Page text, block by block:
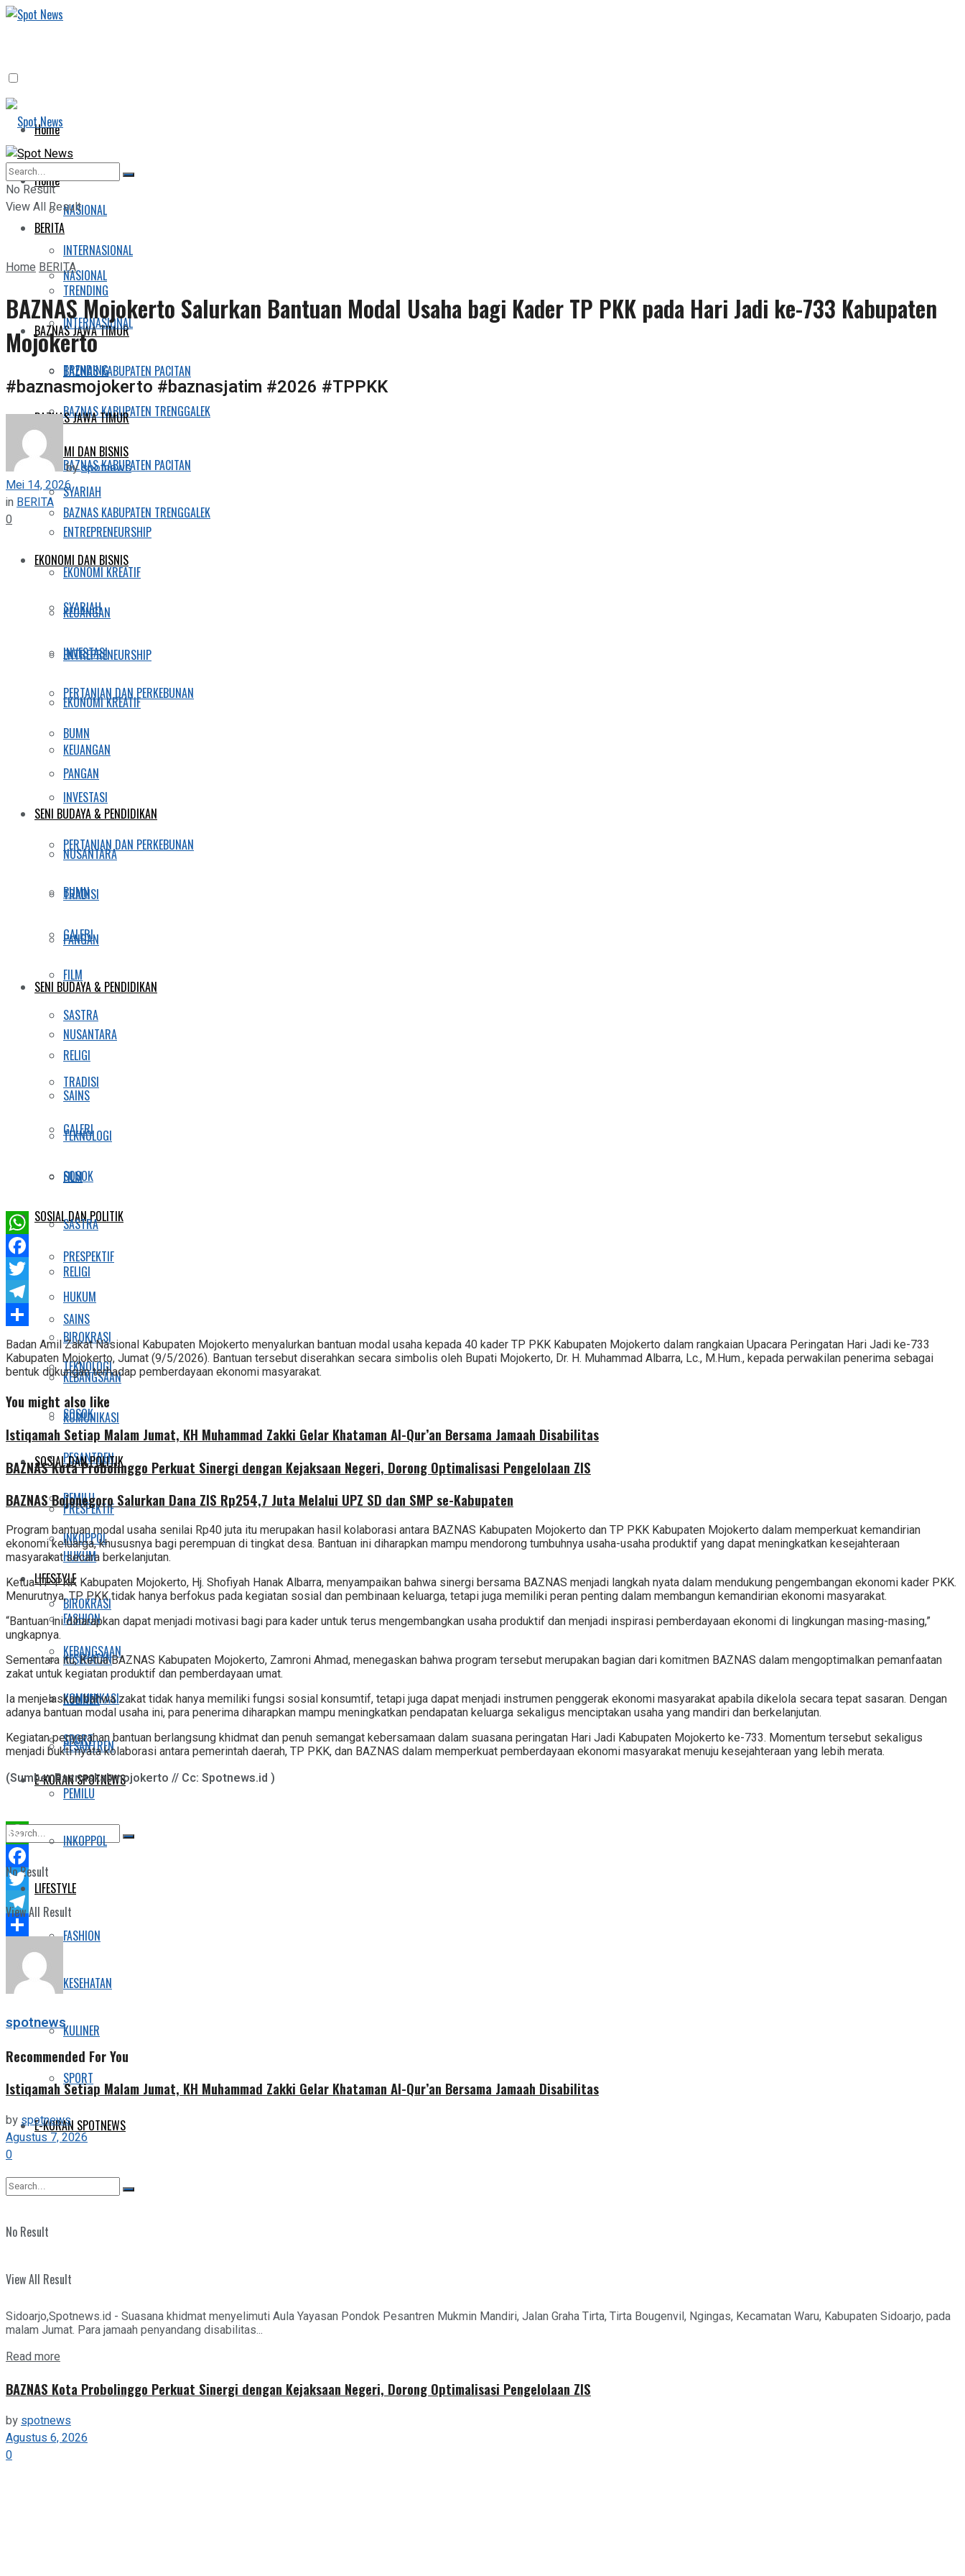
Home
BERITA
NASIONAL
INTERNASIONAL
TRENDING
BAZNAS JAWA TIMUR
BAZNAS KABUPATEN PACITAN
BAZNAS KABUPATEN TRENGGALEK
EKONOMI DAN BISNIS
SYARIAH
ENTREPRENEURSHIP
EKONOMI KREATIF
KEUANGAN
INVESTASI
PERTANIAN DAN PERKEBUNAN
BUMN
PANGAN
SENI BUDAYA & PENDIDIKAN
NUSANTARA
TRADISI
GALERI
FILM
SASTRA
RELIGI
SAINS
TEKNOLOGI
SOSOK
SOSIAL DAN POLITIK
PRESPEKTIF
HUKUM
BIROKRASI
KEBANGSAAN
KOMUNIKASI
PESANTREN
PEMILU
INKOPPOL
LIFESTYLE
FASHION
KESEHATAN
KULINER
SPORT
E-KORAN SPOTNEWS
No Result
View All Result
Home
BERITA
NASIONAL
INTERNASIONAL
TRENDING
BAZNAS JAWA TIMUR
BAZNAS KABUPATEN PACITAN
BAZNAS KABUPATEN TRENGGALEK
EKONOMI DAN BISNIS
SYARIAH
ENTREPRENEURSHIP
EKONOMI KREATIF
KEUANGAN
INVESTASI
PERTANIAN DAN PERKEBUNAN
BUMN
PANGAN
SENI BUDAYA & PENDIDIKAN
NUSANTARA
TRADISI
GALERI
FILM
SASTRA
RELIGI
SAINS
TEKNOLOGI
SOSOK
SOSIAL DAN POLITIK
PRESPEKTIF
HUKUM
BIROKRASI
KEBANGSAAN
KOMUNIKASI
PESANTREN
PEMILU
INKOPPOL
LIFESTYLE
FASHION
KESEHATAN
KULINER
SPORT
E-KORAN SPOTNEWS
No Result
View All Result
No Result
View All Result
HomeBERITA
BAZNAS Mojokerto Salurkan Bantuan Modal Usaha bagi Kader TP PKK pada Hari Jadi ke-733 Kabupaten
Mojokerto
#baznasmojokerto #baznasjatim #2026 #TPPKK
byspotnews
Mei 14, 2026
in BERITA
0
WhatsApp
Facebook
Twitter
Telegram
Share
Badan Amil Zakat Nasional Kabupaten Mojokerto menyalurkan bantuan modal usaha kepada 40 kader TP PKK Kabupaten Mojokerto dalam rangkaian Upacara Peringatan Hari Jadi ke-733
Kabupaten Mojokerto, Jumat (9/5/2026). Bantuan tersebut diserahkan secara simbolis oleh Bupati Mojokerto, Dr. H. Muhammad Albarra, Lc., M.Hum., kepada perwakilan penerima sebagai
bentuk dukungan terhadap pemberdayaan ekonomi masyarakat.
You might also like
Istiqamah Setiap Malam Jumat, KH Muhammad Zakki Gelar Khataman Al-Qur’an Bersama Jamaah Disabilitas
BAZNAS Kota Probolinggo Perkuat Sinergi dengan Kejaksaan Negeri, Dorong Optimalisasi Pengelolaan ZIS
BAZNAS Bojonegoro Salurkan Dana ZIS Rp254,7 Juta Melalui UPZ SD dan SMP se-Kabupaten
Program bantuan modal usaha senilai Rp40 juta itu merupakan hasil kolaborasi antara BAZNAS Kabupaten Mojokerto dan TP PKK Kabupaten Mojokerto dalam memperkuat kemandirian
ekonomi keluarga, khususnya bagi perempuan di tingkat desa. Bantuan ini diharapkan mampu mendorong tumbuhnya usaha-usaha produktif yang dapat meningkatkan kesejahteraan
masyarakat secara berkelanjutan.
Ketua TP PKK Kabupaten Mojokerto, Hj. Shofiyah Hanak Albarra, menyampaikan bahwa sinergi bersama BAZNAS menjadi langkah nyata dalam mendukung pengembangan ekonomi kader PKK.
Menurutnya, TP PKK tidak hanya berfokus pada kegiatan sosial dan pembinaan keluarga, tetapi juga memiliki peran penting dalam membangun kemandirian ekonomi masyarakat.
“Bantuan ini diharapkan dapat menjadi motivasi bagi para kader untuk terus mengembangkan usaha produktif dan menjadi inspirasi pemberdayaan ekonomi di lingkungan masing-masing,”
ungkapnya.
Sementara itu, Ketua BAZNAS Kabupaten Mojokerto, Zamroni Ahmad, menegaskan bahwa program tersebut merupakan bagian dari komitmen BAZNAS dalam mengoptimalkan pemanfaatan
zakat untuk kegiatan produktif dan pemberdayaan umat.
Ia menjelaskan bahwa zakat tidak hanya memiliki fungsi sosial konsumtif, tetapi juga dapat menjadi instrumen penggerak ekonomi masyarakat apabila dikelola secara tepat sasaran. Dengan
adanya bantuan modal usaha ini, para penerima diharapkan mampu meningkatkan pendapatan keluarga sekaligus menciptakan usaha yang mandiri dan berkelanjutan.
Kegiatan penyerahan bantuan berlangsung khidmat dan penuh semangat kebersamaan dalam suasana peringatan Hari Jadi Kabupaten Mojokerto ke-733. Momentum tersebut sekaligus
menjadi bukti nyata kolaborasi antara pemerintah daerah, TP PKK, dan BAZNAS dalam memperkuat pemberdayaan ekonomi masyarakat menuju kesejahteraan yang lebih merata.
(Sumber:Baznaskabmojokerto // Cc: Spotnews.id )
WhatsApp
Facebook
Twitter
Telegram
Share
spotnews
Recommended For You
Istiqamah Setiap Malam Jumat, KH Muhammad Zakki Gelar Khataman Al-Qur’an Bersama Jamaah Disabilitas
byspotnews
Agustus 7, 2026
0
Sidoarjo,Spotnews.id - Suasana khidmat menyelimuti Aula Yayasan Pondok Pesantren Mukmin Mandiri, Jalan Graha Tirta, Tirta Bougenvil, Ngingas, Kecamatan Waru, Kabupaten Sidoarjo, pada
malam Jumat. Para jamaah penyandang disabilitas...
Read more
BAZNAS Kota Probolinggo Perkuat Sinergi dengan Kejaksaan Negeri, Dorong Optimalisasi Pengelolaan ZIS
by spotnews
Agustus 6, 2026
0